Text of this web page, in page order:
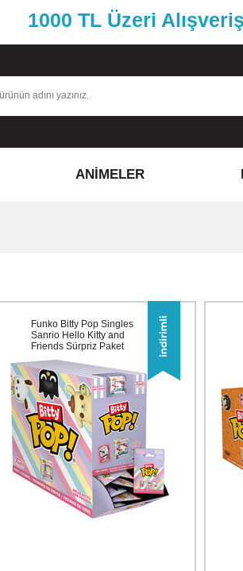
1000 TL Üzeri
ANİMELER
Funko Bitty Pop Singles
Sanrio Hello Kitty and
Friends Sürpriz Paket